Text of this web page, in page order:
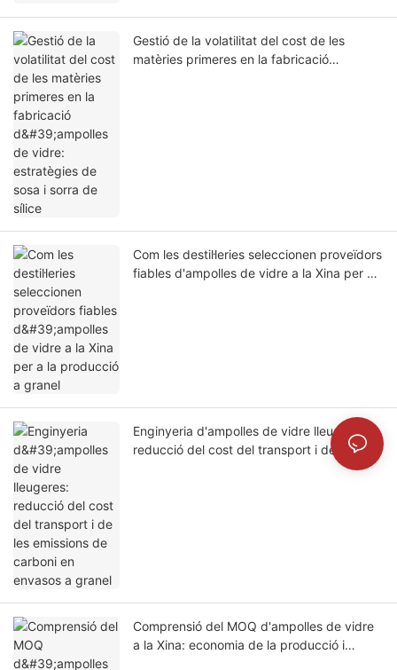
Gestió de la volatilitat del cost de les
matèries primeres en la fabricació
Com les destil·leries seleccionen proveïdors
fiables d'ampolles de vidre a la Xina per a
Enginyeria d'ampolles de vidre lleugeres:
reducció del cost del transport i de les
emissions de carboni en envasos a granel
Comprensió del MOQ d'ampolles de vidre
a la Xina: economia de la producció i